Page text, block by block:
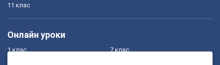
11 клас
Онлайн уроки
1 клас 7 клас